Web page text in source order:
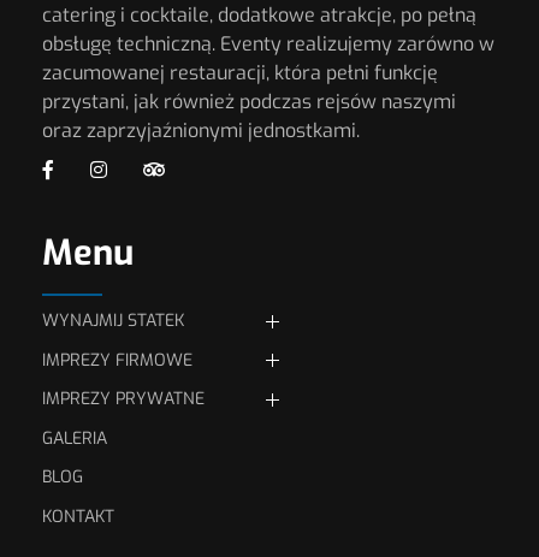
catering i cocktaile, dodatkowe atrakcje, po pełną
obsługę techniczną. Eventy realizujemy zarówno w
zacumowanej restauracji, która pełni funkcję
przystani, jak również podczas rejsów naszymi
oraz zaprzyjaźnionymi jednostkami.
Menu
WYNAJMIJ STATEK
(max. 52 osób)
Wynajmij szkutę „Tango”
IMPREZY FIRMOWE
Eventy firmowe
Kolacje serwowane
IMPREZY PRYWATNE
Przyjęcia rodzinne
GALERIA
BLOG
KONTAKT